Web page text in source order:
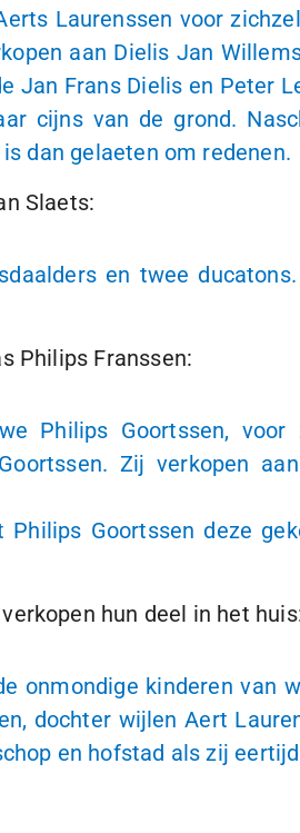
Laurenssen voor
aan Dielis Jan
Jan Frans Dielis en Peter
cijns van de grond.
dan gelaeten om redenen.
Slaets:
en twee
Philips Franssen:
Philips Goortssen,
Zij verkopen
Goortssen deze
hun deel in het
onmondige kinderen van
dochter wijlen Aert
en hofstad als zij